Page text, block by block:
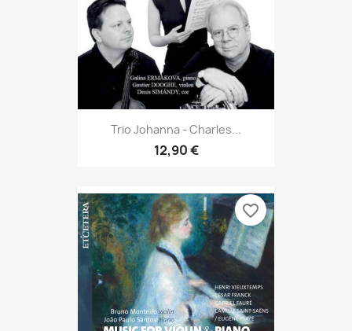
Trio Johanna - Charles...
12,90 €
favorite_border